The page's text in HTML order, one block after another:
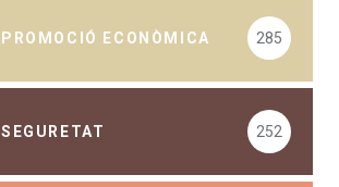
PROMOCIÓ ECONÒMICA 285
SEGURETAT 252